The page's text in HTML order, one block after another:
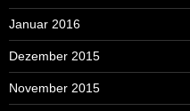
Januar 2016
Dezember 2015
November 2015